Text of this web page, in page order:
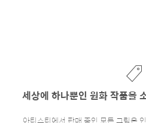
세상에 하나뿐인 원화 작품을
아티스티에서 판매 중인 모든 그림은